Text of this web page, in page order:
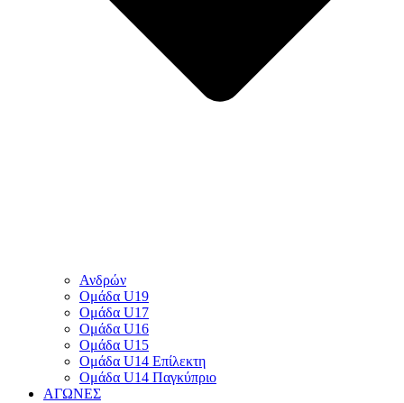
Ανδρών
Ομάδα U19
Ομάδα U17
Ομάδα U16
Ομάδα U15
Ομάδα U14 Επίλεκτη
Ομάδα U14 Παγκύπριο
ΑΓΩΝΕΣ